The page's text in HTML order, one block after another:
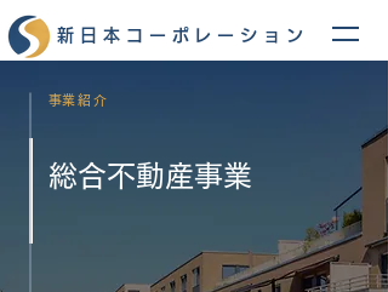
新日本コーポレーション
​事業紹介
総合不動産事業